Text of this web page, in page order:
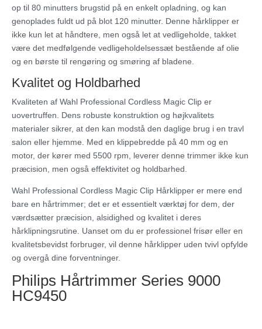
op til 80 minutters brugstid på en enkelt opladning, og kan
genoplades fuldt ud på blot 120 minutter. Denne hårklipper er
ikke kun let at håndtere, men også let at vedligeholde, takket
være det medfølgende vedligeholdelsessæt bestående af olie
og en børste til rengøring og smøring af bladene.
Kvalitet og Holdbarhed
Kvaliteten af Wahl Professional Cordless Magic Clip er
uovertruffen. Dens robuste konstruktion og højkvalitets
materialer sikrer, at den kan modstå den daglige brug i en travl
salon eller hjemme. Med en klippebredde på 40 mm og en
motor, der kører med 5500 rpm, leverer denne trimmer ikke kun
præcision, men også effektivitet og holdbarhed.
Wahl Professional Cordless Magic Clip Hårklipper er mere end
bare en hårtrimmer; det er et essentielt værktøj for dem, der
værdsætter præcision, alsidighed og kvalitet i deres
hårklipningsrutine. Uanset om du er professionel frisør eller en
kvalitetsbevidst forbruger, vil denne hårklipper uden tvivl opfylde
og overgå dine forventninger.
Philips Hårtrimmer Series 9000
HC9450